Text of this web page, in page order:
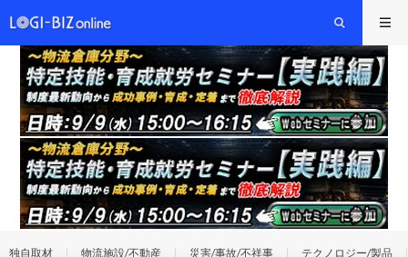
独自取材 物流施設/不動産 災害/事故/不祥事 テクノロジー/製品